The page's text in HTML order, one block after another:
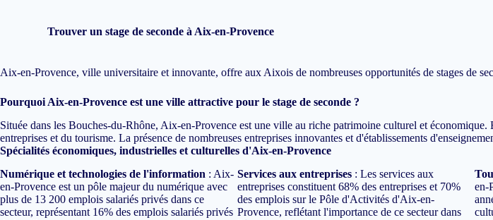
n
Trouver un stage de seconde à Aix-en-Provence
Aix-en-Provence, ville universitaire et innovante, offre aux Aixois de nombreuses opportunités de stages de
Pourquoi Aix-en-Provence est une ville attractive pour le stage de seconde ?
Située dans les Bouches-du-Rhône, Aix-en-Provence est une ville au riche patrimoine culturel et
entreprises et du tourisme. La présence de nombreuses entreprises innovantes et d'établissements
Spécialités économiques, industrielles et culturelles d'Aix-en-Provence
Numérique et technologies de l'information : Aix-
en-Provence est un pôle majeur du numérique avec
plus de 13 200 emplois salariés privés dans ce
secteur, représentant 16% des emplois salariés privés
Services aux entreprises : Les services aux
entreprises constituent 68% des entreprises et 70%
des emplois sur le Pôle d'Activités d'Aix-en-
Provence, reflétant l'importance de ce secteur dans
en-